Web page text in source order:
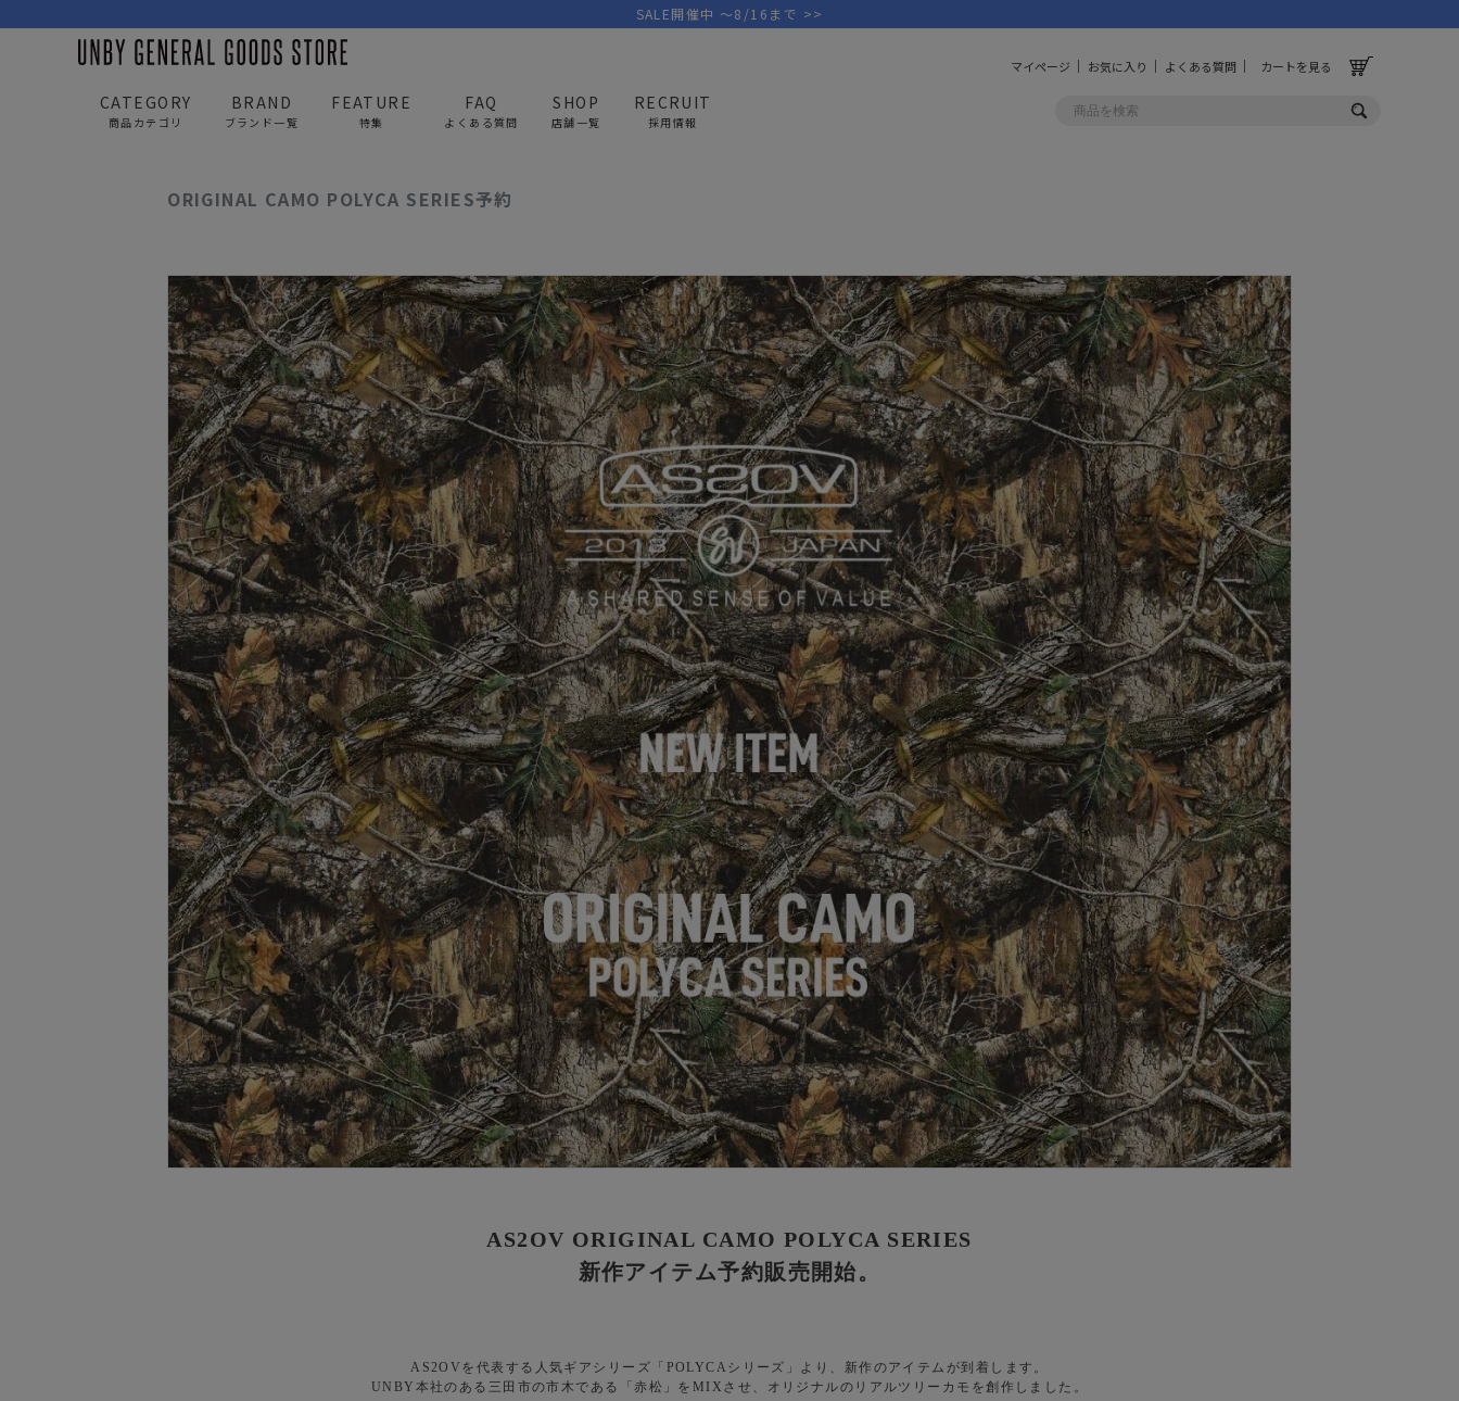
CATEGORY
商品カテゴリ
リュック/バックパック
ショルダー/サコッシュ
ビジネスバッグ
トートバッグ/ボストン
ポーチ・クラッチ
トップス
アウター
パンツ
キャップ/帽子
シューズ/靴下
サングラス/メガネ
時計
その他
テント/タープ
ファニチャー
ランタン/ライト
寝具
キッチン
焚き火/ストーブ
フィールドギア
クーラーボックス
コンテナ/収納
ステッカー
その他
キャディバッグ
バッグ/ポーチ
クラブケース
ウェア/アパレル
その他グッズ
財布
キーホルダー/カラビナ
キッチンツール
インテリア
収納
ステーショナリー
コスメ/フレグランス
スマホアクセ
ステッカー
食品/調味料
その他/ホビー
BRAND
ブランド一覧
AS2OV AS2OV GOLF MINIMAL WORKS CABINZERO UNBY ORIGINAL
その他の取扱ブランド一覧はこちら
FEATURE
特集
FAQ
よくある質問
SHOP
店舗一覧
RECRUIT
採用情報
マイページ お気に入り よくある質問 カートを見る
SALE開催中 ～8/16まで >>
ORIGINAL CAMO POLYCA SERIES予約
AS2OV ORIGINAL CAMO POLYCA SERIES
新作アイテム予約販売開始。
AS2OVを代表する人気ギアシリーズ「POLYCAシリーズ」より、新作のアイテムが到着します。
UNBY本社のある三田市の市木である「赤松」をMIXさせ、オリジナルのリアルツリーカモを創作しました。